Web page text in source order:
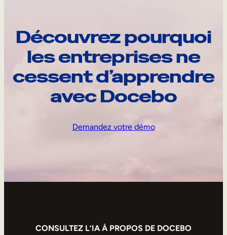
Découvrez pourquoi
les entreprises ne
cessent d’apprendre
avec Docebo
Demandez votre démo
CONSULTEZ L’IA À PROPOS DE DOCEBO